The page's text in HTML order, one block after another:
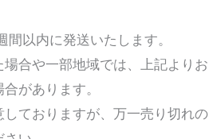
間以内に発送いたします。
場合や一部地域では、上記よりお
があります。
ておりますが、万一売り切れの